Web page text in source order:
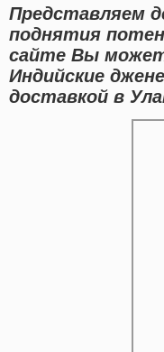
Представляем
поднятия
сайте Вы
Индийские
доставкой в